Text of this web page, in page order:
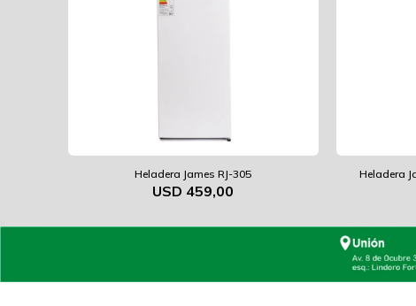
Heladera James RJ-305
USD 459,00
Heladera